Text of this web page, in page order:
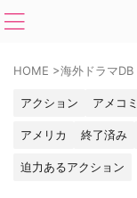
HOME >海外ドラマDB
アクション アメコミ
アメリカ 終了済み
迫力あるアクション